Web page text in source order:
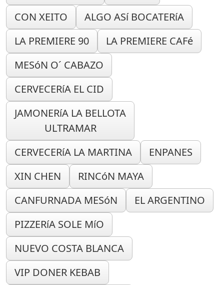
CON XEITO
ALGO ASí BOCATERíA
LA PREMIERE 90
LA PREMIERE CAFé
MESóN O´ CABAZO
CERVECERíA EL CID
JAMONERíA LA BELLOTA
ULTRAMAR
CERVECERíA LA MARTINA
ENPANES
XIN CHEN
RINCóN MAYA
CANFURNADA MESóN
EL ARGENTINO
PIZZERíA SOLE MíO
NUEVO COSTA BLANCA
VIP DONER KEBAB